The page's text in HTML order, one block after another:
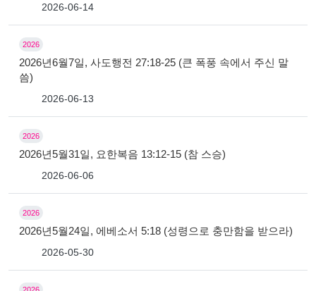
2026-06-14
2026
2026년6월7일, 사도행전 27:18-25 (큰 폭풍 속에서 주신 말
씀)
2026-06-13
2026
2026년5월31일, 요한복음 13:12-15 (참 스승)
2026-06-06
2026
2026년5월24일, 에베소서 5:18 (성령으로 충만함을 받으라)
2026-05-30
2026